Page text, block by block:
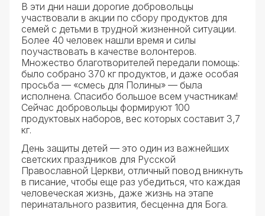
В эти дни наши дорогие добровольцы
участвовали в акции по сбору продуктов для
семей с детьми в трудной жизненной ситуации.
Более 40 человек нашли время и силы
поучаствовать в качестве волонтеров.
Множество благотворителей передали помощь:
было собрано 370 кг продуктов, и даже особая
просьба — «смесь для Полины» — была
исполнена. Спасибо большое всем участникам!
Сейчас добровольцы формируют 100
продуктовых наборов, вес которых составит 3,7
кг.
День защиты детей — это один из важнейших
светских праздников для Русской
Православной Церкви, отличный повод вникнуть
в писание, чтобы еще раз убедиться, что каждая
человеческая жизнь, даже жизнь на этапе
перинатального развития, бесценна для Бога.